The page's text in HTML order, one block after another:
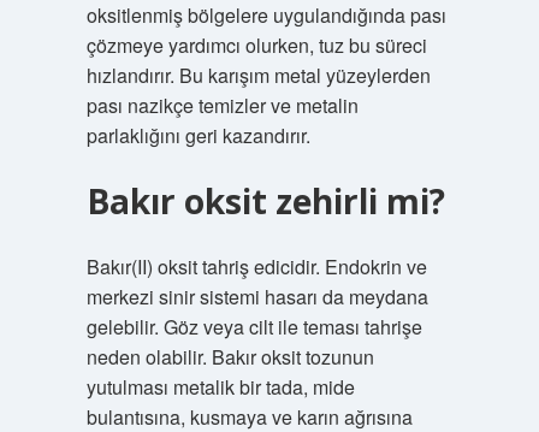
oksitlenmiş bölgelere uygulandığında pası
çözmeye yardımcı olurken, tuz bu süreci
hızlandırır. Bu karışım metal yüzeylerden
pası nazikçe temizler ve metalin
parlaklığını geri kazandırır.
Bakır oksit zehirli mi?
Bakır(II) oksit tahriş edicidir. Endokrin ve
merkezi sinir sistemi hasarı da meydana
gelebilir. Göz veya cilt ile teması tahrişe
neden olabilir. Bakır oksit tozunun
yutulması metalik bir tada, mide
bulantısına, kusmaya ve karın ağrısına